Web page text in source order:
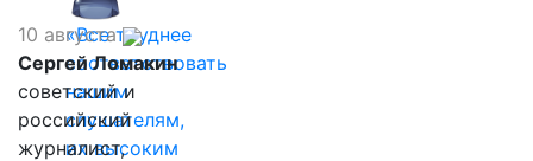
«Все труднее
соответствовать
нашим
слушателям,
их высоким
10 августа
Сергей Ломакин
советский и
российский
журналист,